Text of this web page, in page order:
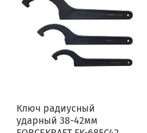
Ключ радиусный
ударный 38-42мм